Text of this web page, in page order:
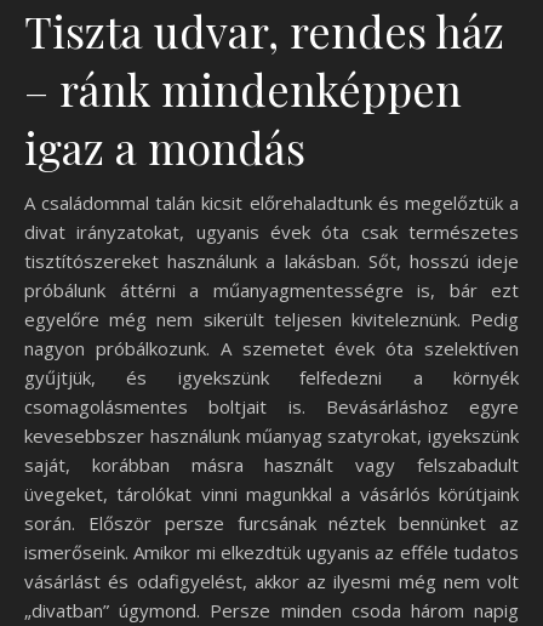
Tiszta udvar, rendes ház
– ránk mindenképpen
igaz a mondás
A családommal talán kicsit előrehaladtunk és megelőztük a
divat irányzatokat, ugyanis évek óta csak természetes
tisztítószereket használunk a lakásban. Sőt, hosszú ideje
próbálunk áttérni a műanyagmentességre is, bár ezt
egyelőre még nem sikerült teljesen kiviteleznünk. Pedig
nagyon próbálkozunk. A szemetet évek óta szelektíven
gyűjtjük, és igyekszünk felfedezni a környék
csomagolásmentes boltjait is. Bevásárláshoz egyre
kevesebbszer használunk műanyag szatyrokat, igyekszünk
saját, korábban másra használt vagy felszabadult
üvegeket, tárolókat vinni magunkkal a vásárlós körútjaink
során. Először persze furcsának néztek bennünket az
ismerőseink. Amikor mi elkezdtük ugyanis az efféle tudatos
vásárlást és odafigyelést, akkor az ilyesmi még nem volt
„divatban” úgymond. Persze minden csoda három napig